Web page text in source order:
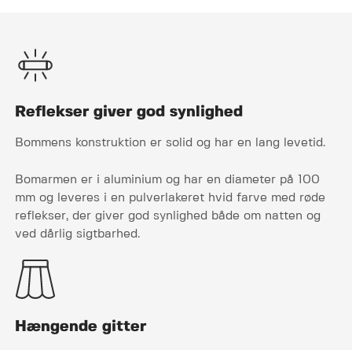
Reflekser giver god synlighed
Bommens konstruktion er solid og har en lang levetid.
Bomarmen er i aluminium og har en diameter på 100
mm og leveres i en pulverlakeret hvid farve med røde
reflekser, der giver god synlighed både om natten og
ved dårlig sigtbarhed.
Hængende gitter